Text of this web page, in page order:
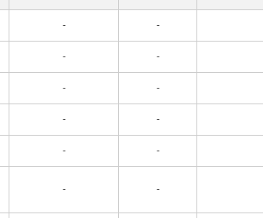
- -
- -
- -
- -
- -
- -